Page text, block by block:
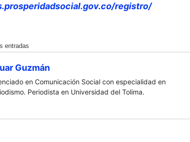
registro/
entradas
Guzmán
en Comunicación Social con especialidad en
Periodista en Universidad del Tolima.